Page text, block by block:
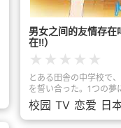
男女之间的友情存在
在!!）
★ ★ ★ ★ ★
とある田舎の中学校で
を誓い合った。1つの夢
なった二人の仲は――特
の歳月が過ぎる……! 未
女子・犬塚日葵(いぬづ
校园 TV 恋爱 日